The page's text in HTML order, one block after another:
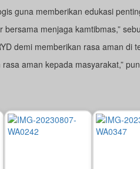
guna memberikan edukasi
menjaga kamtibmas,”
demi memberikan rasa aman di
aman kepada masyarakat,”